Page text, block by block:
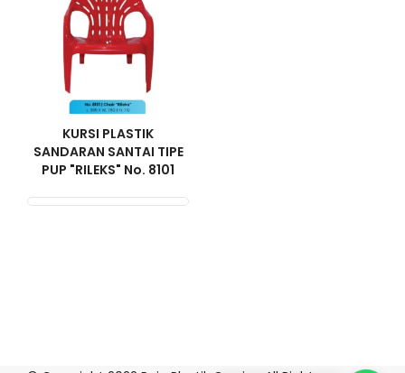
KURSI PLASTIK
SANDARAN SANTAI TIPE
PUP "RILEKS" No. 8101